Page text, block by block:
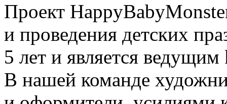
Проект
и проведения детских
5 лет и является
В нашей команде